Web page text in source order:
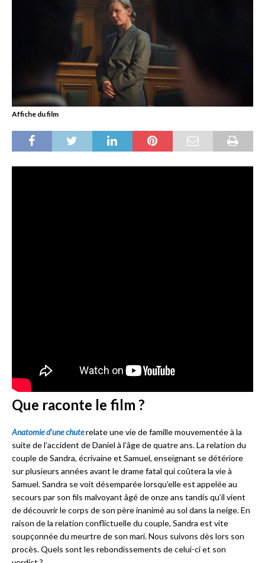
Affiche du film
Que raconte le film ?
Anatomie d’une chuterelate une vie de famille mouvementée à la
suite de l’accident de Daniel à l’âge de quatre ans. La relation du
couple de Sandra, écrivaine et Samuel, enseignant se détériore
sur plusieurs années avant le drame fatal qui coûtera la vie à
Samuel. Sandra se voit désemparée lorsqu’elle est appelée au
secours par son fils malvoyant âgé de onze ans tandis qu’il vient
de découvrir le corps de son père inanimé au sol dans la neige. En
raison de la relation conflictuelle du couple, Sandra est vite
soupçonnée du meurtre de son mari. Nous suivons dès lors son
procès. Quels sont les rebondissements de celui-ci et son